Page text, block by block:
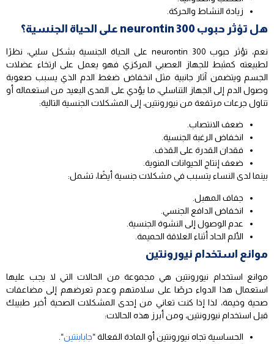
زيادة النشاط والحركة.
هل تؤثر حبوب neurontin 300 على الحياة الجنسية؟
نعم، تؤثر حبوب neurontin 300 على الحياة الجنسية بشكل سلبي، نظرًا
لطبيعته كمثبط للجهاز العصبي المركزي فهو يعمل على ارتخاء عضلات
الجسم ويتضمن آثار جانبية مثل انخفاض ضغط الدم الذي يسبب صعوبة
وصول الدم إلى الجهاز التناسلي، ما يؤدي على المدى البعيد من استعماله أو
تناول جرعات مرتفعة من نيورونتين، إلى المشكلات الجنسية التالية:
ضعف الانتصاب.
انخفاض الرغبة الجنسية.
فقدان القدرة على القذف.
ضعف إنتاج الحيوانات المنوية.
بينما لدى النساء يتسبب في مشكلات جنسية أيضًا، تشمل:
جفاف المهبل.
انخفاض الدافع الجنسي.
عدم الوصول إلى النشوة الجنسية.
الألم الحاد أثناء العلاقة الحميمة.
موانع استخدام نيورونتين
موانع استخدام نيورونتين هي مجموعة من الحالات التي لا يجب عليها
استعمال هذا الدواء حرصًا على سلامتهم وعدم تعرضهم إلى مضاعفات
صحية وخيمة، لذا إذا كنت تعاني من إحدى المشكلات الصحية أخبر طبيبك
قبل استخدام نيورونتين، ومن أبرز هذه الحالات:
الحساسية تجاه نيورونتين أو المادة الفعالة “جابابنتين“.